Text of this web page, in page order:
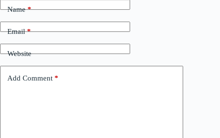
Name*
Email*
Website
Add Comment *